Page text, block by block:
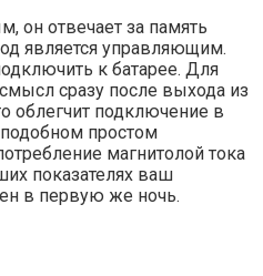
он отвечает за память
является управляющим.
к батарее. Для
сразу после выхода из
облегчит подключение в
простом
магнитолой тока
показателях ваш
в первую же ночь.